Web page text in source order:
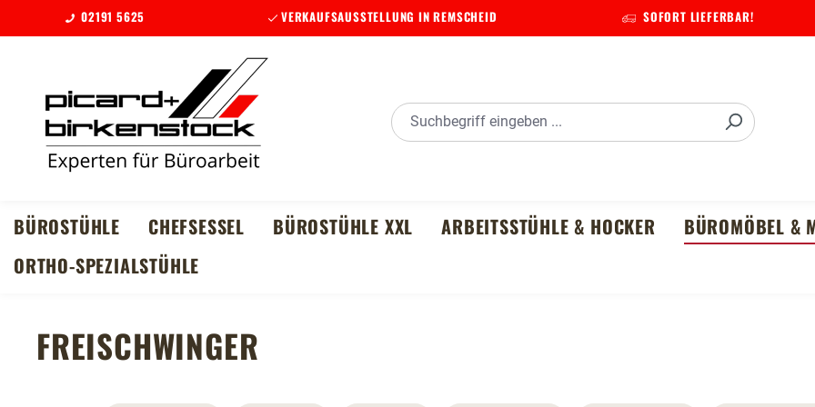
Hauptinhalt springen
Zur Suche springen
Zur Hauptnavigation springen
02191 5625 VERKAUFSAUSSTELLUNG IN REMSCHEID SOFORT LIEFERBAR!
BÜROSTÜHLE CHEFSESSEL BÜROSTÜHLE XXL ARBEITSSTÜHLE & HOCKER BÜROMÖBEL &
ORTHO-SPEZIALSTÜHLE
FREISCHWINGER